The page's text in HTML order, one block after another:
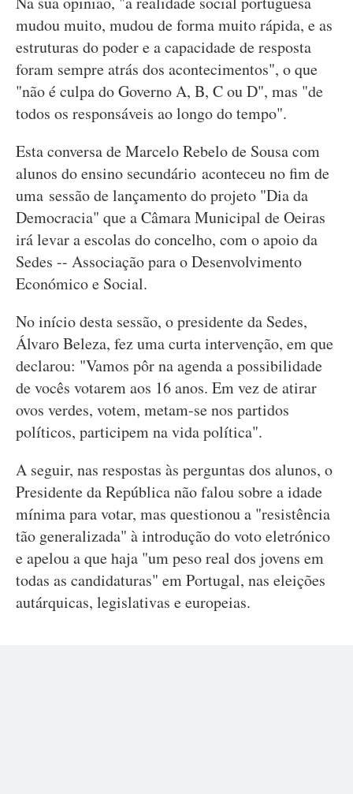
mudou muito, mudou de forma muito rápida, e as
estruturas do poder e a capacidade de resposta
foram sempre atrás dos acontecimentos", o que
"não é culpa do Governo A, B, C ou D", mas "de
todos os responsáveis ao longo do tempo".
Esta conversa de Marcelo Rebelo de Sousa com
alunos do ensino secundário aconteceu no fim de
uma sessão de lançamento do projeto "Dia da
Democracia" que a Câmara Municipal de Oeiras
irá levar a escolas do concelho, com o apoio da
Sedes -- Associação para o Desenvolvimento
Económico e Social.
No início desta sessão, o presidente da Sedes,
Álvaro Beleza, fez uma curta intervenção, em que
declarou: "Vamos pôr na agenda a possibilidade
de vocês votarem aos 16 anos. Em vez de atirar
ovos verdes, votem, metam-se nos partidos
políticos, participem na vida política".
A seguir, nas respostas às perguntas dos alunos, o
Presidente da República não falou sobre a idade
mínima para votar, mas questionou a "resistência
tão generalizada" à introdução do voto eletrónico
e apelou a que haja "um peso real dos jovens em
todas as candidaturas" em Portugal, nas eleições
autárquicas, legislativas e europeias.